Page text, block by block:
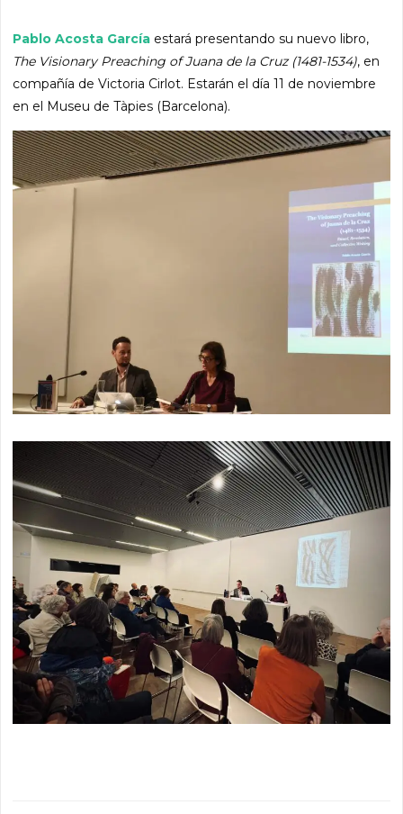
Pablo Acosta García estará presentando su nuevo libro,
The Visionary Preaching of Juana de la Cruz (1481-1534), en
compañía de Victoria Cirlot. Estarán el día 11 de noviembre
en el Museu de Tàpies (Barcelona).